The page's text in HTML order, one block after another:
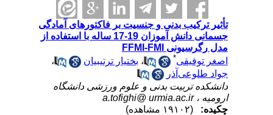
تأثیر ترکیب بدنی و جنسیت بر فاکتورهای آمادگی
جسمانی دانش آموزان 19-17 ساله با استفاده از
مدل رگرسیونی FFMI-FMI
اصغر توفیقی
،بختیار ترتیبیان
،
جواد طلوعی‌آذر
دانشکده تربیت بدنی و علوم ورزشی دانشگاه
ارومیه ، a.tofighi@ urmia.ac.ir
چکیده: